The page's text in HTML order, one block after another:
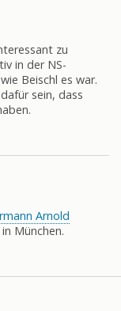
zu
in der NS-
Beischl es war.
sein, dass
Arnold
München.